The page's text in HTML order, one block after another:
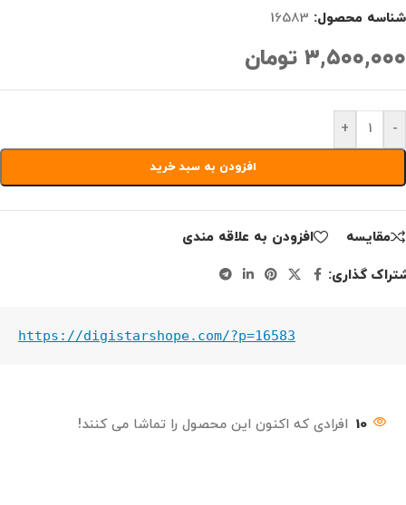
شناسه محصول: 16583
۳,۵۰۰,۰۰۰ تومان
-
+
افزودن به سبد خرید
مقايسه
افزودن به علاقه مندی
گذاری:
https://digistarshope.com/?p=16583
10 افرادی که اکنون این محصول را تماشا می کنند!